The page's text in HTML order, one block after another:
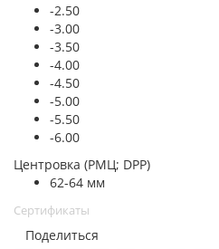
-2.50
-3.00
-3.50
-4.00
-4.50
-5.00
-5.50
-6.00
Центровка (РМЦ; DPP)
62-64 мм
Сертификаты
Поделиться